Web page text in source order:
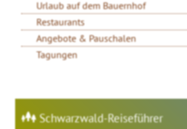
Urlaub auf dem Bauernhof
Restaurants
Angebote & Pauschalen
Tagungen
Schwarzwald-Reiseführer